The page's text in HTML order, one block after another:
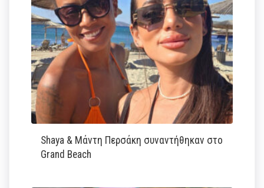
Shaya & Μάντη Περσάκη συναντήθηκαν στο
Grand Beach